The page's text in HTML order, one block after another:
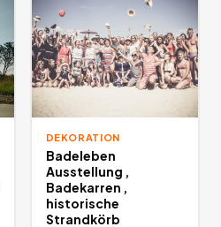
DEKORATION
Badeleben
Ausstellung ,
Badekarren ,
historische
Strandkörb